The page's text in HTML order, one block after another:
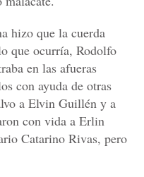
hizo que la cuerda
que ocurría, Rodolfo
en las afueras
con ayuda de otras
a Elvin Guillén y a
con vida a Erlin
Catarino Rivas, pero